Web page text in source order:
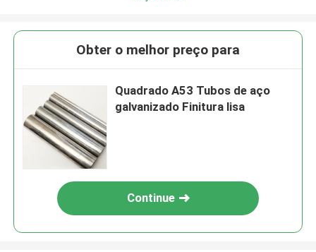
Obter o melhor preço para
Quadrado A53 Tubos de aço
galvanizado Finitura lisa
Continue